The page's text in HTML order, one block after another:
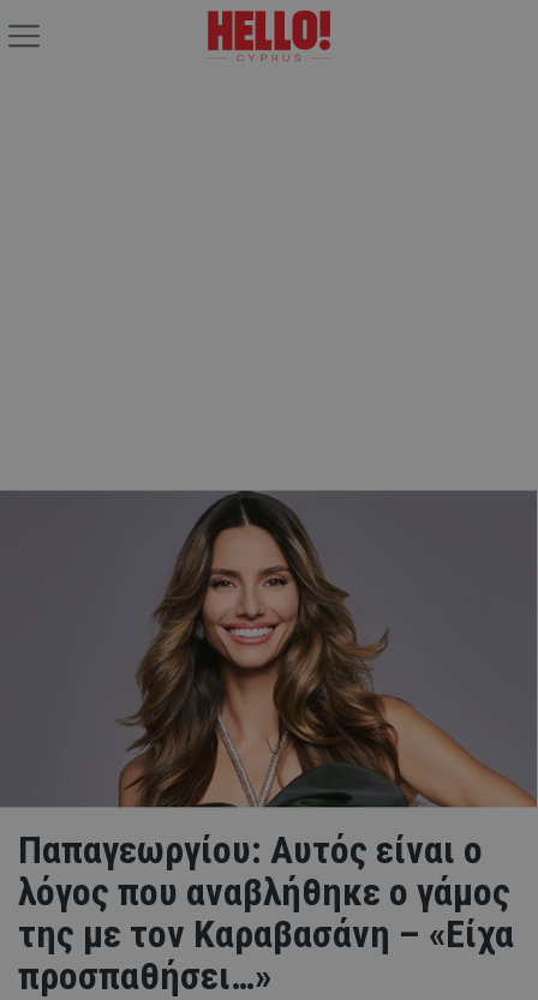
Παπαγεωργίου: Αυτός είναι ο
λόγος που αναβλήθηκε ο γάμος
της με τον Καραβασάνη – «Είχα
προσπαθήσει…»